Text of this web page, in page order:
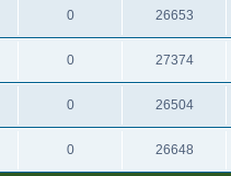
0 26653
0 27374
0 26504
0 26648